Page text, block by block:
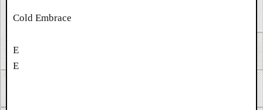
Cold Embrace
E
E